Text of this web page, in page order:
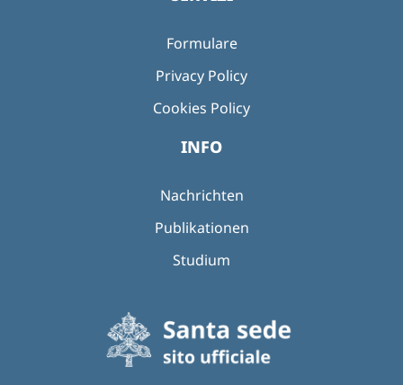
Formulare
Privacy Policy
Cookies Policy
INFO
Nachrichten
Publikationen
Studium